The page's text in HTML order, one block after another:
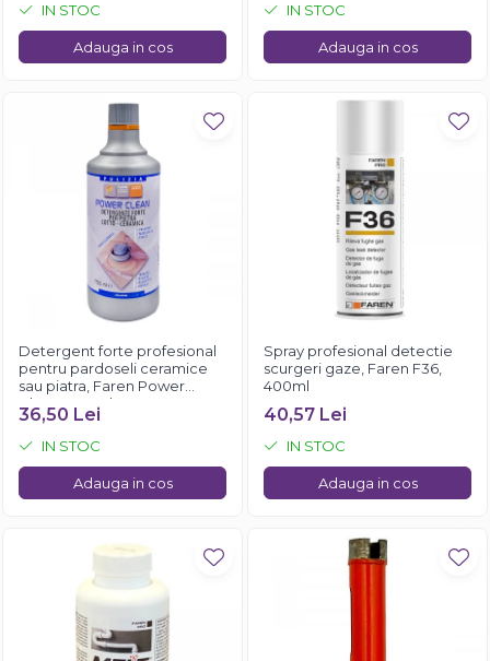
IN STOC
Adauga in cos
IN STOC
Adauga in cos
Detergent forte profesional
pentru pardoseli ceramice
sau piatra, Faren Power
Clean, 750 ml
36,50 Lei
IN STOC
Adauga in cos
Spray profesional detectie
scurgeri gaze, Faren F36,
400ml
40,57 Lei
IN STOC
Adauga in cos